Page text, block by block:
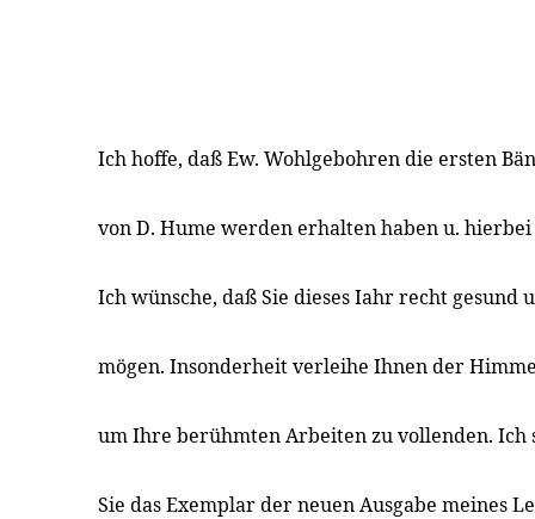
Ich hoffe, daß Ew. Wohlgebohren die ersten
von D. Hume werden erhalten haben u.
Ich wünsche, daß Sie dieses Iahr recht gesund
mögen. Insonderheit verleihe Ihnen der
um Ihre berühmten Arbeiten zu vollenden. Ich
Sie das Exemplar der neuen Ausgabe meines